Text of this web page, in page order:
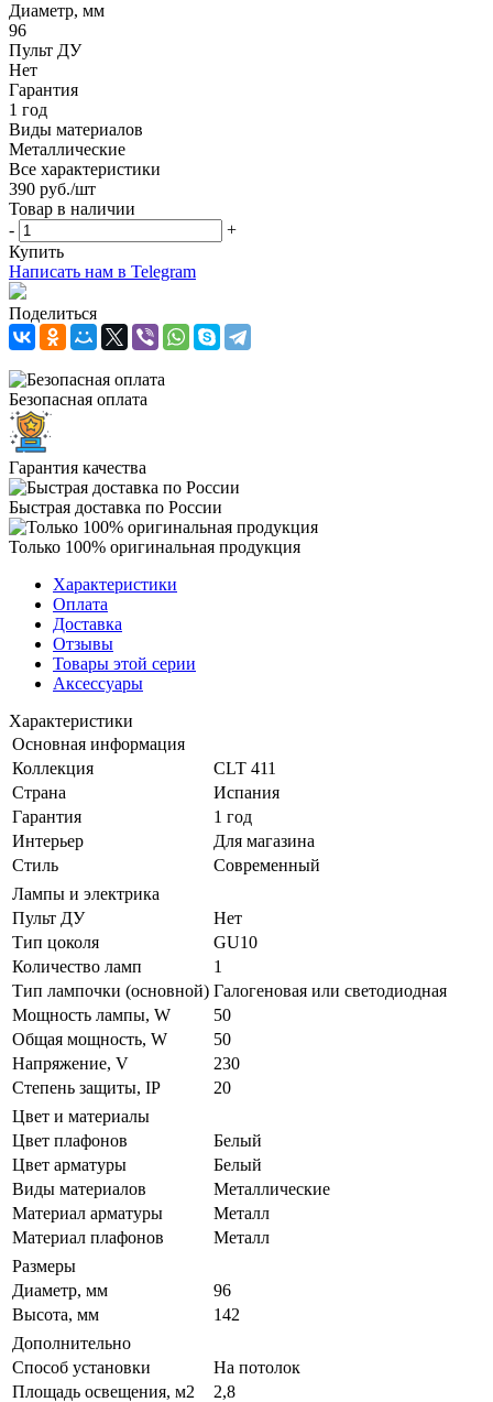
Диаметр, мм
96
Пульт ДУ
Нет
Гарантия
1 год
Виды материалов
Металлические
Все характеристики
390 руб./шт
Товар в наличии
-
+
Купить
Написать нам в Telegram
Поделиться
Безопасная оплата
Гарантия качества
Быстрая доставка по России
Только 100% оригинальная продукция
Характеристики
Оплата
Доставка
Отзывы
Товары этой серии
Аксессуары
Характеристики
Основная информация
Коллекция
CLT 411
Страна
Испания
Гарантия
1 год
Интерьер
Для магазина
Стиль
Современный
Лампы и электрика
Пульт ДУ
Нет
Тип цоколя
GU10
Количество ламп
1
Тип лампочки (основной) Галогеновая или светодиодная
Мощность лампы, W
50
Общая мощность, W
50
Напряжение, V
230
Степень защиты, IP
20
Цвет и материалы
Цвет плафонов
Белый
Цвет арматуры
Белый
Виды материалов
Металлические
Материал арматуры
Металл
Материал плафонов
Металл
Размеры
Диаметр, мм
96
Высота, мм
142
Дополнительно
Способ установки
На потолок
Площадь освещения, м2
2,8